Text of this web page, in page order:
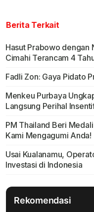
Berita Terkait
Hasut Prabowo dengan
Cimahi Terancam 4
Fadli Zon: Gaya Pidato
Menkeu Purbaya
Langsung Perihal
PM Thailand Beri
Kami Mengagumi Anda!
Usai Kualanamu,
Investasi di Indonesia
Rekomendasi